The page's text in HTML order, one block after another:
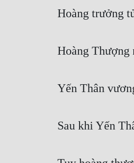
Hoàng trưởng
Hoàng Thượng
Yến Thân
Sau khi Yến